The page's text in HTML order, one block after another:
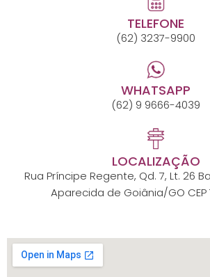
TELEFONE
(62) 3237-9900
WHATSAPP
(62) 9 9666-4039
LOCALIZAÇÃO
Rua Príncipe Regente, Qd. 7, Lt. 26
Aparecida de Goiânia/GO CEP